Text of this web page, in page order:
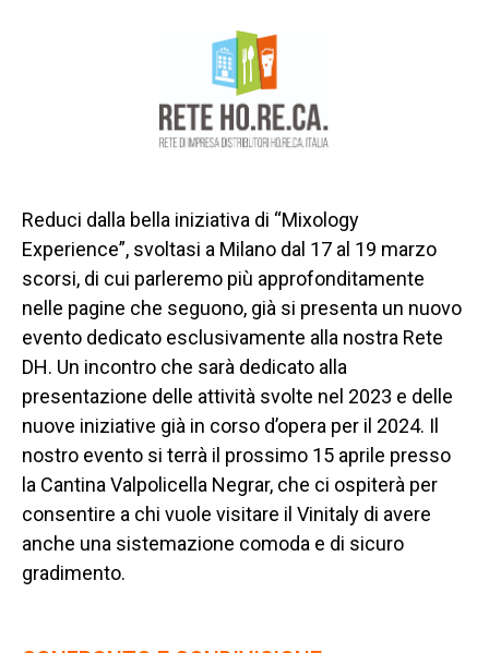
Reduci dalla bella iniziativa di “Mixology
Experience”, svoltasi a Milano dal 17 al 19 marzo
scorsi, di cui parleremo più approfonditamente
nelle pagine che seguono, già si presenta un nuovo
evento dedicato esclusivamente alla nostra Rete
DH. Un incontro che sarà dedicato alla
presentazione delle attività svolte nel 2023 e delle
nuove iniziative già in corso d’opera per il 2024. Il
nostro evento si terrà il prossimo 15 aprile presso
la Cantina Valpolicella Negrar, che ci ospiterà per
consentire a chi vuole visitare il Vinitaly di avere
anche una sistemazione comoda e di sicuro
gradimento.